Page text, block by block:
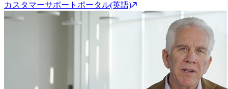
カスタマーサポートポータル(英語)